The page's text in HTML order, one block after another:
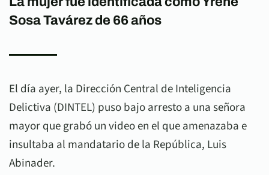
Sosa Tavárez de 66 años
El día ayer, la Dirección Central de Inteligencia
Delictiva (DINTEL) puso bajo arresto a una señora
mayor que grabó un video en el que amenazaba e
insultaba al mandatario de la República, Luis
Abinader.